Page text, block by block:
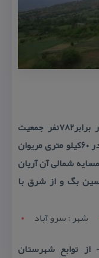
روستای سرخه توت متشكل از ۱۷۰خانوار برابر۷۸۲نفر جمعیت
دارد از توابع شهرستان سروآباد بوده و در ۶۰كیلو متری مریوان
شمالی آن آریان
بگ و از شرق با
شهر : سرو آباد
توابع شهرستان